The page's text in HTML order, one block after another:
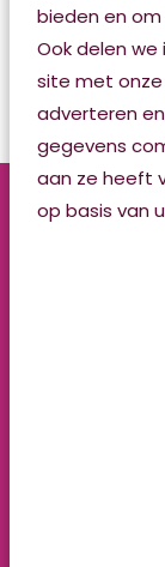
bieden en
Ook delen
site met
adverteren
gegevens
aan ze heeft
op basis van
van waarde
Onze